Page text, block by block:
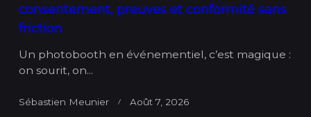
consentement, preuves et conformité sans
friction
Un photobooth en événementiel, c’est magique :
on sourit, on...
Sébastien Meunier Août 7, 2026